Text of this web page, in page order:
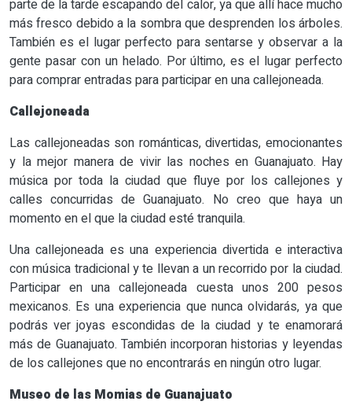
parte de la tarde escapando del calor, ya que allí hace mucho
más fresco debido a la sombra que desprenden los árboles.
También es el lugar perfecto para sentarse y observar a la
gente pasar con un helado. Por último, es el lugar perfecto
para comprar entradas para participar en una callejoneada.
Callejoneada
Las callejoneadas son románticas, divertidas, emocionantes
y la mejor manera de vivir las noches en Guanajuato. Hay
música por toda la ciudad que fluye por los callejones y
calles concurridas de Guanajuato. No creo que haya un
momento en el que la ciudad esté tranquila.
Una callejoneada es una experiencia divertida e interactiva
con música tradicional y te llevan a un recorrido por la ciudad.
Participar en una callejoneada cuesta unos 200 pesos
mexicanos. Es una experiencia que nunca olvidarás, ya que
podrás ver joyas escondidas de la ciudad y te enamorará
más de Guanajuato. También incorporan historias y leyendas
de los callejones que no encontrarás en ningún otro lugar.
Museo de las Momias de Guanajuato